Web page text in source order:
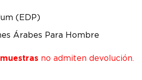
(EDP)
Árabes Para Hombre
muestras no admiten devolución.